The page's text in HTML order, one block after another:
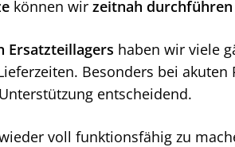
können wir zeitnah durchführen
Ersatzteillagers haben wir viele
Besonders bei
entscheidend.
voll funktionsfähig zu